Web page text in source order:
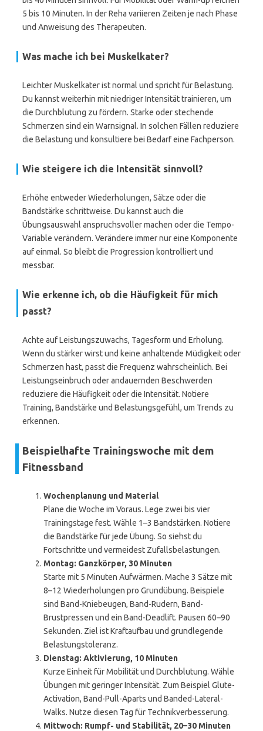
5 bis 10 Minuten. In der Reha variieren Zeiten je nach Phase
und Anweisung des Therapeuten.
Was mache ich bei Muskelkater?
Leichter Muskelkater ist normal und spricht für Belastung.
Du kannst weiterhin mit niedriger Intensität trainieren, um
die Durchblutung zu fördern. Starke oder stechende
Schmerzen sind ein Warnsignal. In solchen Fällen reduziere
die Belastung und konsultiere bei Bedarf eine Fachperson.
Wie steigere ich die Intensität sinnvoll?
Erhöhe entweder Wiederholungen, Sätze oder die
Bandstärke schrittweise. Du kannst auch die
Übungsauswahl anspruchsvoller machen oder die Tempo-
Variable verändern. Verändere immer nur eine Komponente
auf einmal. So bleibt die Progression kontrolliert und
messbar.
Wie erkenne ich, ob die Häufigkeit für mich
passt?
Achte auf Leistungszuwachs, Tagesform und Erholung.
Wenn du stärker wirst und keine anhaltende Müdigkeit oder
Schmerzen hast, passt die Frequenz wahrscheinlich. Bei
Leistungseinbruch oder andauernden Beschwerden
reduziere die Häufigkeit oder die Intensität. Notiere
Training, Bandstärke und Belastungsgefühl, um Trends zu
erkennen.
Beispielhafte Trainingswoche mit dem
Fitnessband
Wochenplanung und Material
Plane die Woche im Voraus. Lege zwei bis vier
Trainingstage fest. Wähle 1–3 Bandstärken. Notiere
die Bandstärke für jede Übung. So siehst du
Fortschritte und vermeidest Zufallsbelastungen.
Montag: Ganzkörper, 30 Minuten
Starte mit 5 Minuten Aufwärmen. Mache 3 Sätze mit
8–12 Wiederholungen pro Grundübung. Beispiele
sind Band-Kniebeugen, Band-Rudern, Band-
Brustpressen und ein Band-Deadlift. Pausen 60–90
Sekunden. Ziel ist Kraftaufbau und grundlegende
Belastungstoleranz.
Dienstag: Aktivierung, 10 Minuten
Kurze Einheit für Mobilität und Durchblutung. Wähle
Übungen mit geringer Intensität. Zum Beispiel Glute-
Activation, Band-Pull-Aparts und Banded-Lateral-
Walks. Nutze diesen Tag für Technikverbesserung.
Mittwoch: Rumpf- und Stabilität, 20–30 Minuten